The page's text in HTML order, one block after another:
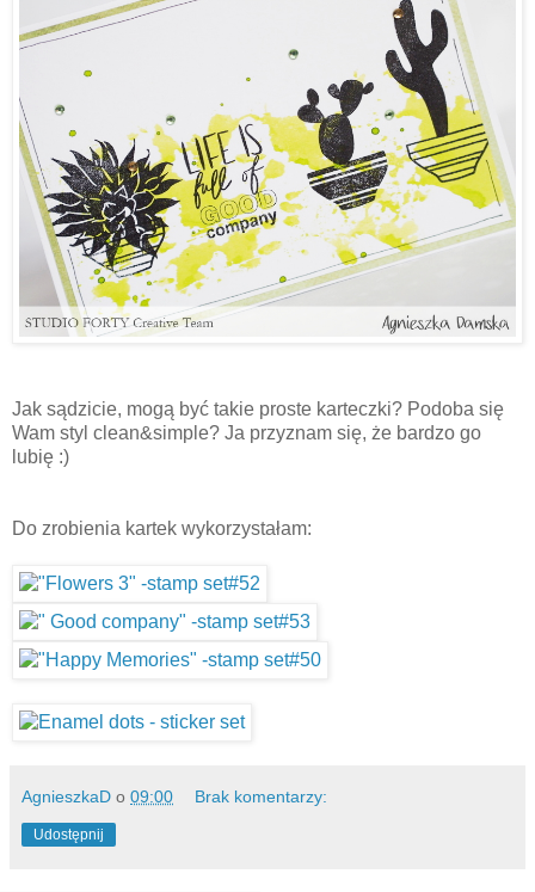
Jak sądzicie, mogą być takie proste karteczki? Podoba się
Wam styl clean&simple? Ja przyznam się, że bardzo go
lubię :)
Do zrobienia kartek wykorzystałam:
AgnieszkaD o 09:00 Brak komentarzy:
Udostępnij